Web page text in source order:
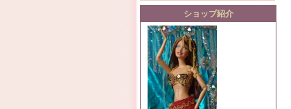
ショップ紹介